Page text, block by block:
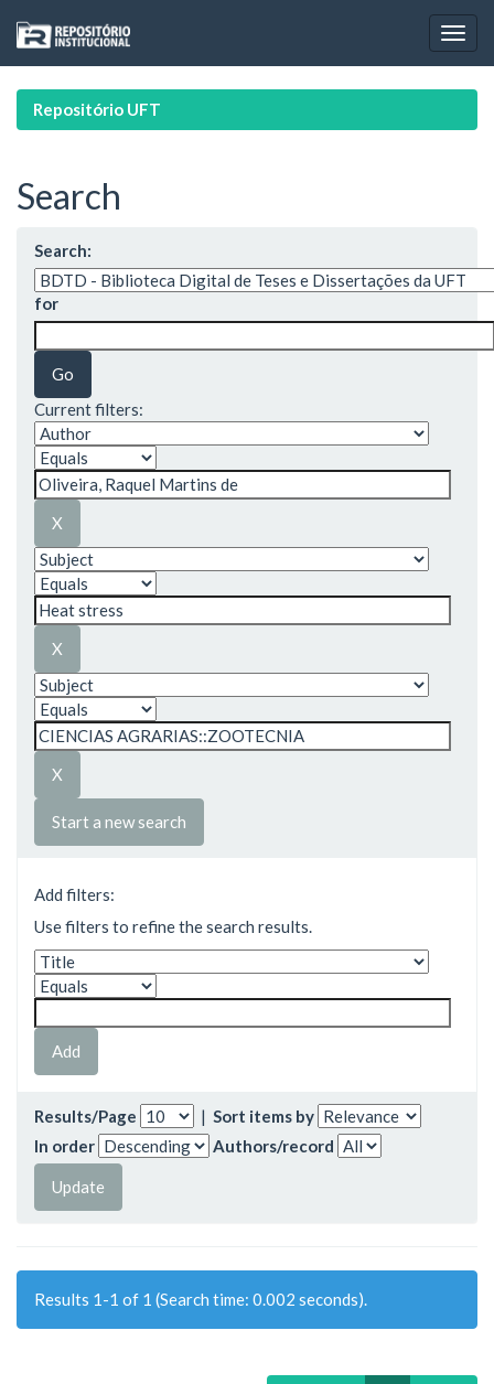
navigation
Repositório UFT
Search
Search:
for
Current filters:
Start a new search
Add filters:
Use filters to refine the search results.
Results/Page | Sort items by
In order
Authors/record
Results 1-1 of 1 (Search time: 0.002 seconds).